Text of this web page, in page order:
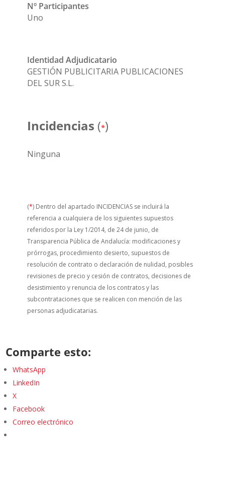
Nº Participantes
Uno
Identidad Adjudicatario
GESTIÓN PUBLICITARIA PUBLICACIONES
DEL SUR S.L.
Incidencias (*)
Ninguna
(*) Dentro del apartado INCIDENCIAS se incluirá la
referencia a cualquiera de los siguientes supuestos
referidos por la Ley 1/2014, de 24 de junio, de
Transparencia Pública de Andalucía: modificaciones y
prórrogas, procedimiento desierto, supuestos de
resolución de contrato o declaración de nulidad, posibles
revisiones de precio y cesión de contratos, decisiones de
desistimiento y renuncia de los contratos y las
subcontrataciones que se realicen con mención de las
personas adjudicatarias.
Comparte esto:
WhatsApp
LinkedIn
X
Facebook
Correo electrónico